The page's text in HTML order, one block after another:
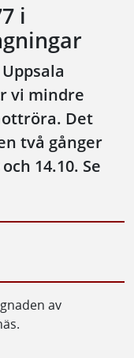
i
vi mindre
Det
två gånger
14.10. Se
av